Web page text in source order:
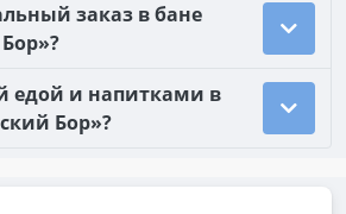
заказ в бане
едой и напитками в
Бор»?